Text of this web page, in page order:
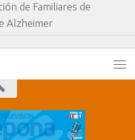
de Familiares de
Alzheimer